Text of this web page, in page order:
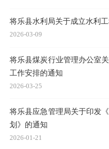
将乐县水利局关于成立水利
2026-03-09
将乐县煤炭行业管理办公室
工作安排的通知
2026-03-25
将乐县应急管理局关于印发
划》的通知
2026-01-21